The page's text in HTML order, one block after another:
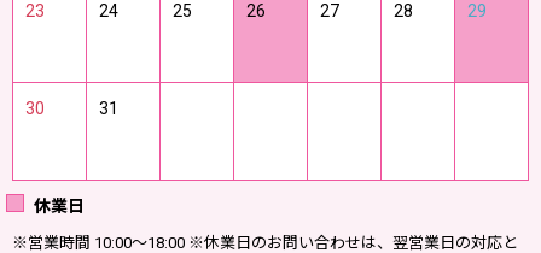
23 24 25 26 27 28 29
30 31
休業日
※営業時間 10:00〜18:00 ※休業日のお問い合わせは、翌営業日の対応と